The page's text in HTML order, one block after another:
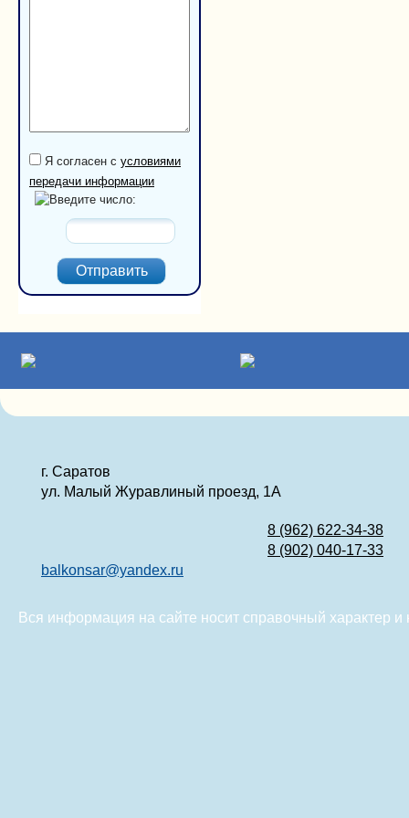
Контакты
Мягкие окна
Я согласен с условиями
передачи информации
Введите число:
г. Саратов
ул. Малый Журавлиный проезд, 1А
8 (962) 622-34-38
8 (902) 040-17-33
balkonsar@yandex.ru
Вся информация на сайте носит справочный характер